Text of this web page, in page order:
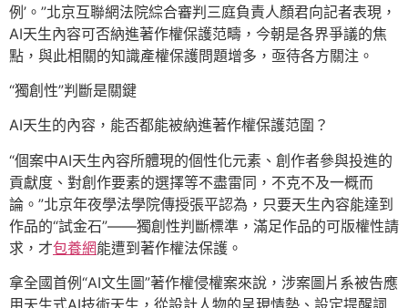
例’。”北京互聯網法院綜合審判三庭負責人顏君向記者表現，
AI天生內容可否納進著作權保護范疇，今朝是各界爭議的焦
點，與此相關的知識產權保護問題增多，亟待各方關注。
“獨創性”判斷是關鍵
AI天生的內容，能否都能被納進著作權保護范圍？
“個案中AI天生內容所體現的個性化元素、創作者參與投進的
貢獻度、對創作要素的選擇等不盡雷同，不克不及一概而
論。”北京年夜學法學院傳授張平認為，只要天生內容能達到
作品的“試金石”——獨創性判斷標準，滿足作品的可版權性請
求，才包養網能遭到著作權法保護。
拿全國首例“AI文生圖”著作權侵權案來說，涉案圖片系被告應